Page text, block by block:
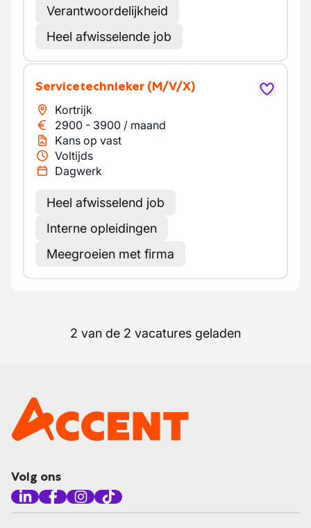
Verantwoordelijkheid
Heel afwisselende job
Servicetechnieker (M/V/X)
Kortrijk
2900 - 3900 / maand
Kans op vast
Voltijds
Dagwerk
Heel afwisselend job
Interne opleidingen
Meegroeien met firma
2 van de 2 vacatures geladen
Volg ons